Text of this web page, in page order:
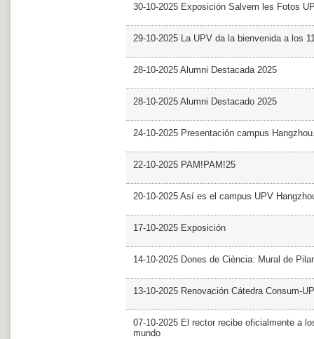
30-10-2025 Exposición Salvem les Fotos
29-10-2025 La UPV da la bienvenida a los
28-10-2025 Alumni Destacada 2025
28-10-2025 Alumni Destacado 2025
24-10-2025 Presentación campus
22-10-2025 PAM!PAM!25
20-10-2025 Así es el campus UPV
17-10-2025 Exposición
14-10-2025 Dones de Ciència: Mural de
13-10-2025 Renovación Cátedra Consum-
07-10-2025 El rector recibe oficialmente a
mundo